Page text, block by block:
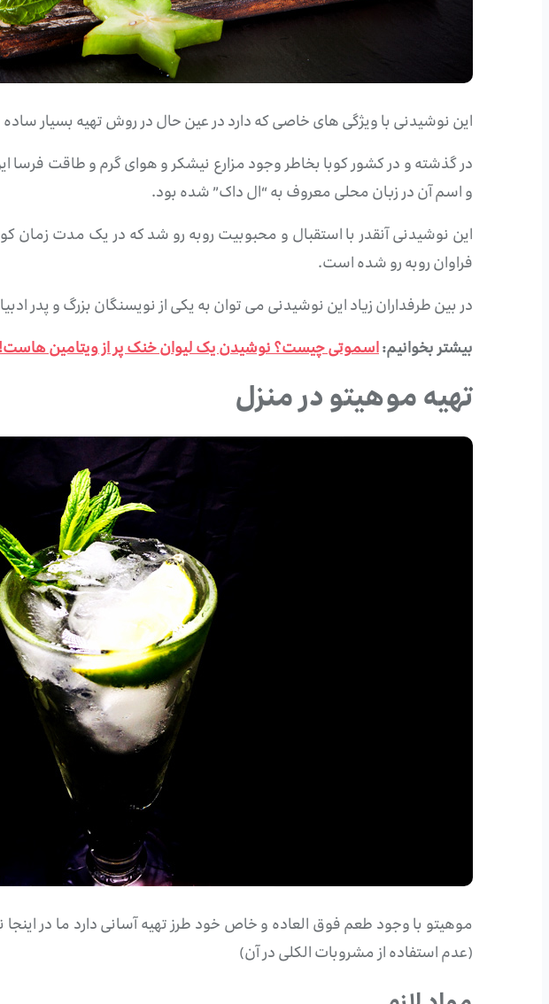
این نوشیدنی با ویژگی های خاصی که دارد در عین حال در روش تهیه بسیار
در گذشته و در کشور کوبا بخاطر وجود مزارع نیشکر و هوای گرم و طاقت فرسا
و اسم آن در زبان محلی معروف به “ال داک” شده بود.
این نوشیدنی آنقدر با استقبال و محبوبیت روبه رو شد که در یک مدت زمان
فراوان روبه رو شده است.
در بین طرفداران زیاد این نوشیدنی می توان به یکی از نویسنگان بزرگ و پدر
بیشتر بخوانیم:اسموتی چیست؟ نوشیدن یک لیوان خنک پر از ویتامین
تهیه موهیتو در منزل
موهیتو با وجود طعم فوق العاده و خاص خود طرز تهیه آسانی دارد ما در
(عدم استفاده از مشروبات الکلی در آن)